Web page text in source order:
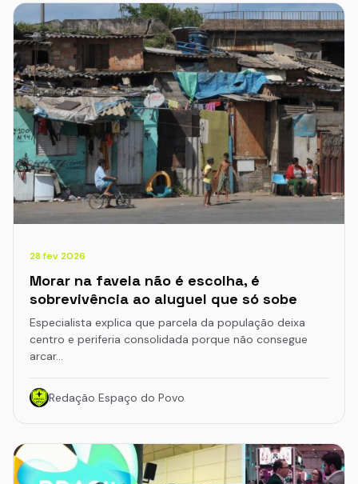
28 fev 2026
Morar na favela não é escolha, é
sobrevivência ao aluguel que só sobe
Especialista explica que parcela da população deixa
centro e periferia consolidada porque não consegue
arcar…
Redação Espaço do Povo